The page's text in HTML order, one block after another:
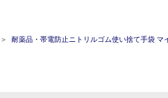
耐薬品・帯電防止ニトリルゴム使い捨て手袋 マイクロフレックス 94-242 XLサイズ